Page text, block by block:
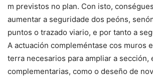
m previstos no plan. Con isto,
aumentar a seguridade dos peóns,
puntos o trazado viario, e por tanto a
A actuación compleméntase cos muros
terra necesarios para ampliar a sección,
complementarias, como o deseño de